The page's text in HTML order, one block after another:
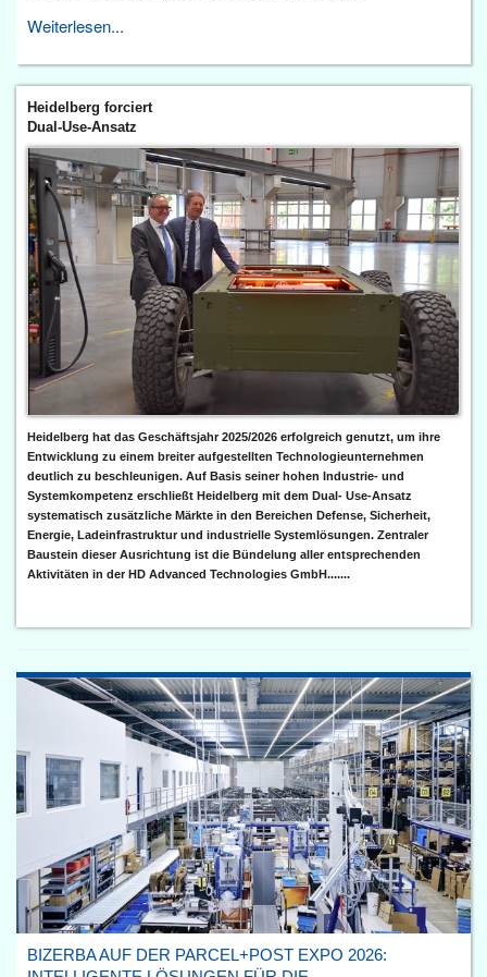
Weiterlesen...
Heidelberg forciert
Dual-Use-Ansatz
Heidelberg hat das Geschäftsjahr 2025/2026 erfolgreich genutzt, um ihre
Entwicklung zu einem breiter aufgestellten Technologieunternehmen
deutlich zu beschleunigen. Auf Basis seiner hohen Industrie- und
Systemkompetenz erschließt Heidelberg mit dem Dual- Use-Ansatz
systematisch zusätzliche Märkte in den Bereichen Defense, Sicherheit,
Energie, Ladeinfrastruktur und industrielle Systemlösungen. Zentraler
Baustein dieser Ausrichtung ist die Bündelung aller entsprechenden
Aktivitäten in der HD Advanced Technologies GmbH.......
BIZERBA AUF DER PARCEL+POST EXPO 2026: